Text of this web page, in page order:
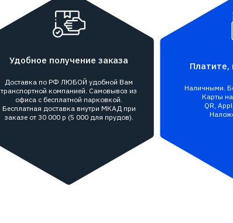
Удобное получение заказа
Доставка по РФ ЛЮБОЙ удобной Вам
транспортной компанией. Самовывоз из
офиса с бесплатной парковкой.
Бесплатная доставка внутри МКАД при
заказе от 30 000 р (5 000 для прудов).
Платите,
Наличными.
Карты
QR,